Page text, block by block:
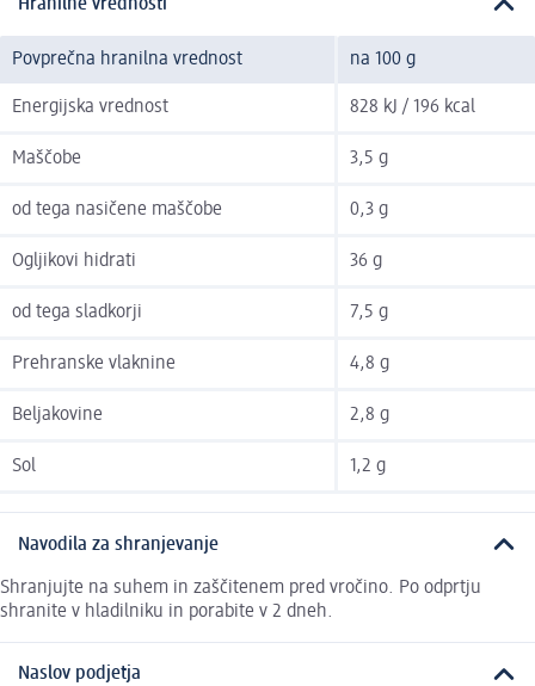
Hranilne vrednosti
Povprečna hranilna vrednost na 100 g
Energijska vrednost 828 kJ / 196 kcal
Maščobe 3,5 g
od tega nasičene maščobe 0,3 g
Ogljikovi hidrati 36 g
od tega sladkorji 7,5 g
Prehranske vlaknine 4,8 g
Beljakovine 2,8 g
Sol 1,2 g
Navodila za shranjevanje
Shranjujte na suhem in zaščitenem pred vročino. Po odprtju
shranite v hladilniku in porabite v 2 dneh.
Naslov podjetja